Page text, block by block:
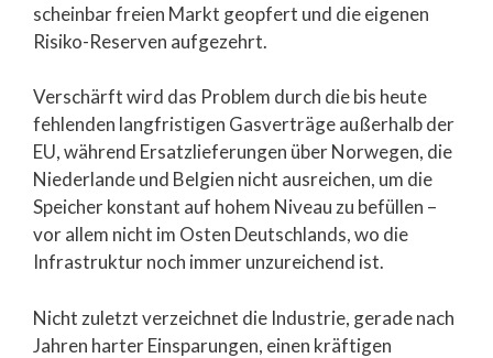
scheinbar freien Markt geopfert und die eigenen
Risiko-Reserven aufgezehrt.
Verschärft wird das Problem durch die bis heute
fehlenden langfristigen Gasverträge außerhalb der
EU, während Ersatzlieferungen über Norwegen, die
Niederlande und Belgien nicht ausreichen, um die
Speicher konstant auf hohem Niveau zu befüllen –
vor allem nicht im Osten Deutschlands, wo die
Infrastruktur noch immer unzureichend ist.
Nicht zuletzt verzeichnet die Industrie, gerade nach
Jahren harter Einsparungen, einen kräftigen